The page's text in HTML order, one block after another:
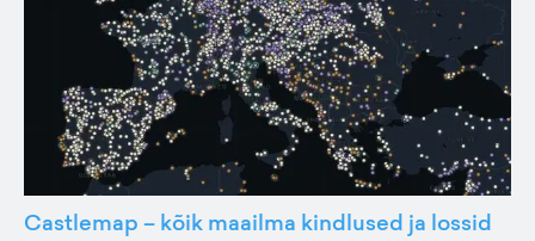
Castlemap – kõik maailma kindlused ja lossid